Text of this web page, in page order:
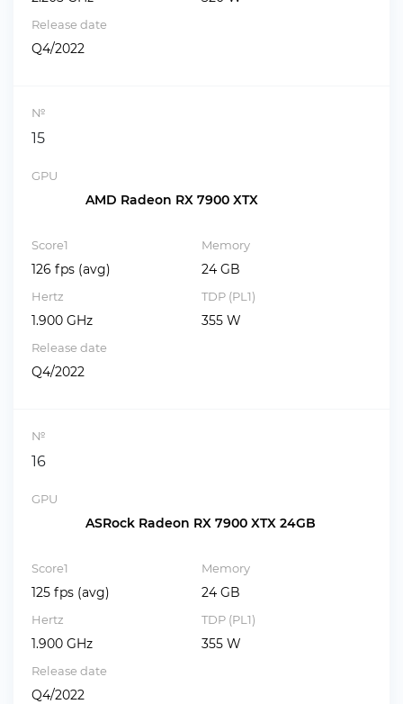
Release date
Q4/2022
№
15
GPU
AMD Radeon RX 7900 XTX
Score1
126 fps (avg)
Memory
24 GB
Hertz
1.900 GHz
TDP (PL1)
355 W
Release date
Q4/2022
№
16
GPU
ASRock Radeon RX 7900 XTX 24GB
Score1
125 fps (avg)
Memory
24 GB
Hertz
1.900 GHz
TDP (PL1)
355 W
Release date
Q4/2022